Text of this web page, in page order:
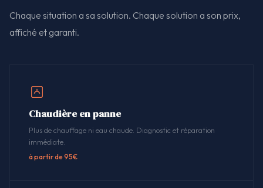
Chaque situation a sa solution. Chaque solution a son prix,
affiché et garanti.
Chaudière en panne
Plus de chauffage ni eau chaude. Diagnostic et réparation
immédiate.
à partir de 95€